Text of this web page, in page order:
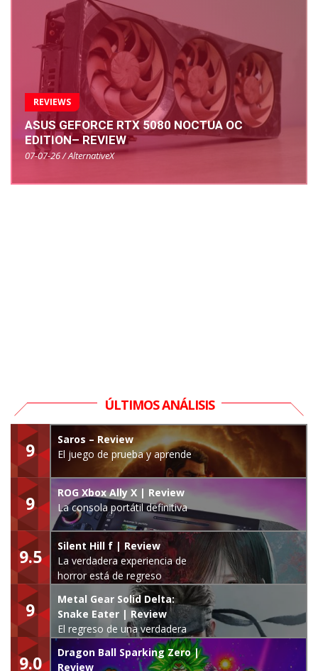
REVIEWS
ASUS GEFORCE RTX 5080 NOCTUA OC
EDITION– REVIEW
07-07-26 / AlternativeX
ÚLTIMOS ANÁLISIS
9
Saros – Review
El juego de prueba y aprende
9
ROG Xbox Ally X | Review
La consola portátil definitiva
9.5
Silent Hill f | Review
La verdadera experiencia de
horror está de regreso
9
Metal Gear Solid Delta:
Snake Eater | Review
El regreso de una verdadera
leyenda
9.0
Dragon Ball Sparking Zero |
Review